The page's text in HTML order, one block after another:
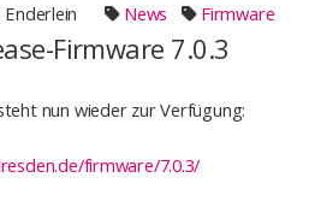
News Firmware
Firmware 7.0.3
nun wieder zur Verfügung:
firmware/7.0.3/